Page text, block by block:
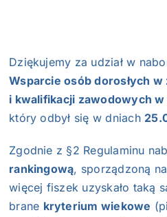
Dziękujemy za udział w
Wsparcie osób dorosłych
i kwalifikacji zawodowych
który odbył się w dniach
Zgodnie z §2 Regulaminu
rankingową, sporządzoną
więcej fiszek uzyskało taką
brane kryterium wiekowe